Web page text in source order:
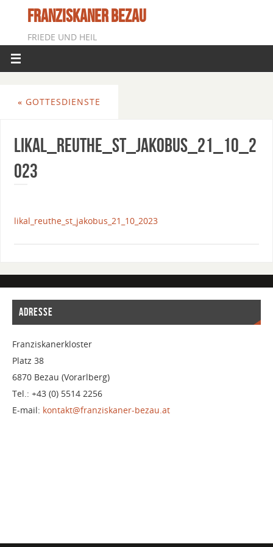
FRANZISKANER BEZAU
FRIEDE UND HEIL
« GOTTESDIENSTE
Likal_Reuthe_St_Jakobus_21_10_2
023
likal_reuthe_st_jakobus_21_10_2023
ADRESSE
Franziskanerkloster
Platz 38
6870 Bezau (Vorarlberg)
Tel.: +43 (0) 5514 2256
E-mail: kontakt@franziskaner-bezau.at